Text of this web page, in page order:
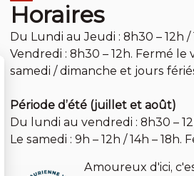
Horaires
Du Lundi au Jeudi : 8h30 – 12h /
Vendredi : 8h30 – 12h. Fermé
samedi / dimanche et jours
Période d’été (juillet et août)
Du lundi au vendredi : 8h30 –
Le samedi : 9h – 12h / 14h –
Amoureux d'ici,